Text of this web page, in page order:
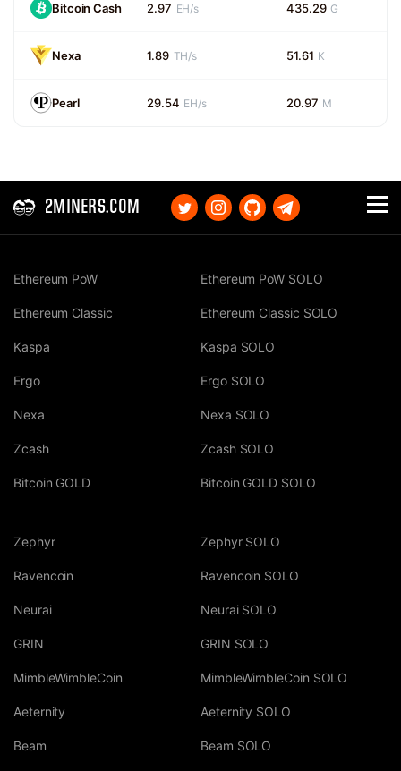
Bitcoin Cash 2.97 EH/s 435.29 G
Nexa 1.89 TH/s 51.61 K
Pearl 29.54 EH/s 20.97 M
2MINERS.COM
Ethereum PoW
Ethereum Classic
Kaspa
Ergo
Nexa
Zcash
Bitcoin GOLD
Ethereum PoW SOLO
Ethereum Classic SOLO
Kaspa SOLO
Ergo SOLO
Nexa SOLO
Zcash SOLO
Bitcoin GOLD SOLO
Zephyr
Ravencoin
Neurai
GRIN
MimbleWimbleCoin
Aeternity
Beam
Zephyr SOLO
Ravencoin SOLO
Neurai SOLO
GRIN SOLO
MimbleWimbleCoin SOLO
Aeternity SOLO
Beam SOLO